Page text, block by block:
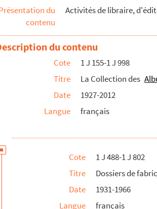
du
contenu
Activités de libraire,
du contenu
Cote
1 J 155-1 J 998
Titre
La Collection des
Date
1927-2012
Langue
français
Cote
1 J 488-1 J 802
Titre
Dossiers de
Date
1931-1966
Langue
français